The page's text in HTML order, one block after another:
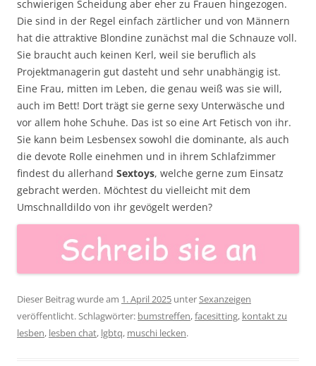
schwierigen Scheidung aber eher zu Frauen hingezogen.
Die sind in der Regel einfach zärtlicher und von Männern
hat die attraktive Blondine zunächst mal die Schnauze voll.
Sie braucht auch keinen Kerl, weil sie beruflich als
Projektmanagerin gut dasteht und sehr unabhängig ist.
Eine Frau, mitten im Leben, die genau weiß was sie will,
auch im Bett! Dort trägt sie gerne sexy Unterwäsche und
vor allem hohe Schuhe. Das ist so eine Art Fetisch von ihr.
Sie kann beim Lesbensex sowohl die dominante, als auch
die devote Rolle einehmen und in ihrem Schlafzimmer
findest du allerhand Sextoys, welche gerne zum Einsatz
gebracht werden. Möchtest du vielleicht mit dem
Umschnalldildo von ihr gevögelt werden?
Dieser Beitrag wurde am 1. April 2025 unterSexanzeigen
veröffentlicht. Schlagwörter: bumstreffen,facesitting, kontakt zu
lesben, lesben chat, lgbtq, muschi lecken.